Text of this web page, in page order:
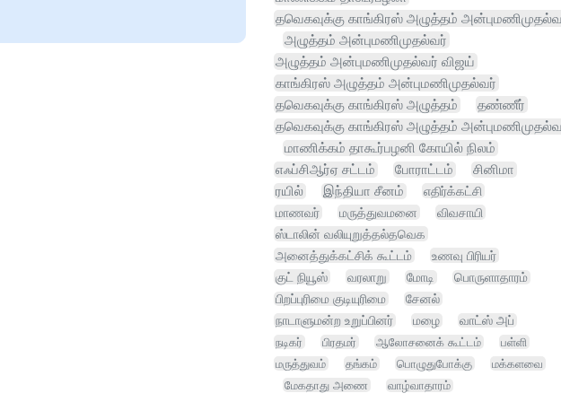
தவெகவுக்கு காங்கிரஸ் அழுத்தம்
அழுத்தம் அன்புமணிமுதல்வர்
அழுத்தம் அன்புமணிமுதல்வர் விஜய்
காங்கிரஸ் அழுத்தம் அன்புமணிமுதல்வர்
தவெகவுக்கு காங்கிரஸ் அழுத்தம்
தண்ணீர்
தவெகவுக்கு காங்கிரஸ் அழுத்தம்
மாணிக்கம் தாகூர்பழனி கோயில் நிலம்
எஃப்சிஆர்ஏ சட்டம்
போராட்டம்
சினிமா
ரயில்
இந்தியா சீனம்
எதிர்க்கட்சி
மாணவர்
மருத்துவமனை
விவசாயி
ஸ்டாலின் வலியுறுத்தல்தவெக
அனைத்துக்கட்சிக் கூட்டம்
உணவு பிரியர்
குட் நியூஸ்
வரலாறு மோடி
பொருளாதாரம்
பிறப்புரிமை குடியுரிமை
சேனல்
நாடாளுமன்ற உறுப்பினர்
மழை
வாட்ஸ் அப்
நடிகர்
பிரதமர் ஆலோசனைக் கூட்டம்
பள்ளி
மருத்துவம்
தங்கம் பொழுதுபோக்கு
மக்களவை
மேகதாது அணை
வாழ்வாதாரம்